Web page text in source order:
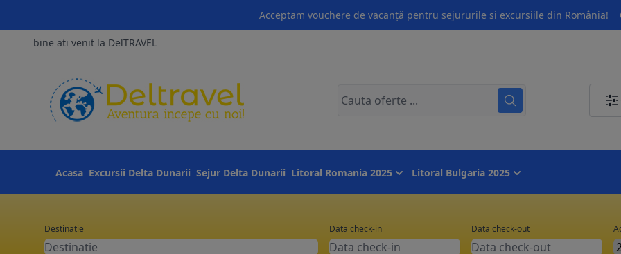
Acceptam vouchere de vacanță pentru sejururile si excursiile din România!
bine ati venit la DelTRAVEL
Acasa Excursii Delta Dunarii Sejur Delta Dunarii Litoral Romania 2025 Litoral Bulgaria 2025
Destinatie Data check-in Data check-out